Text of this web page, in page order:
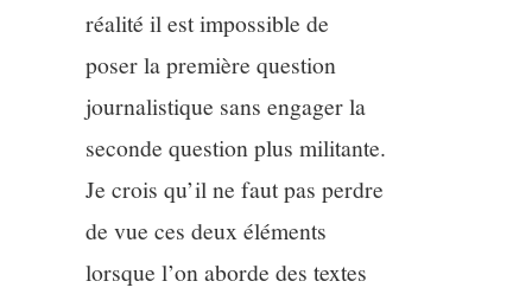
réalité il est impossible de
poser la première question
journalistique sans engager la
seconde question plus militante.
Je crois qu’il ne faut pas perdre
de vue ces deux éléments
lorsque l’on aborde des textes